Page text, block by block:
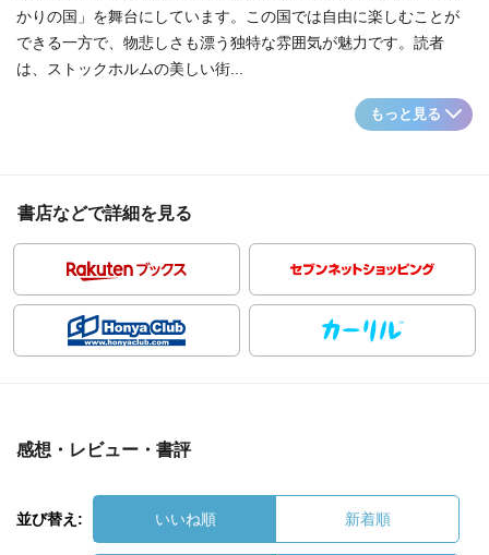
かりの国」を舞台にしています。この国では自由に楽しむことが
できる一方で、物悲しさも漂う独特な雰囲気が魅力です。読者
は、ストックホルムの美しい街...
もっと見る
書店などで詳細を見る
感想・レビュー・書評
並び替え: いいね順 新着順